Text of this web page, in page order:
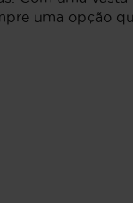
uma opção